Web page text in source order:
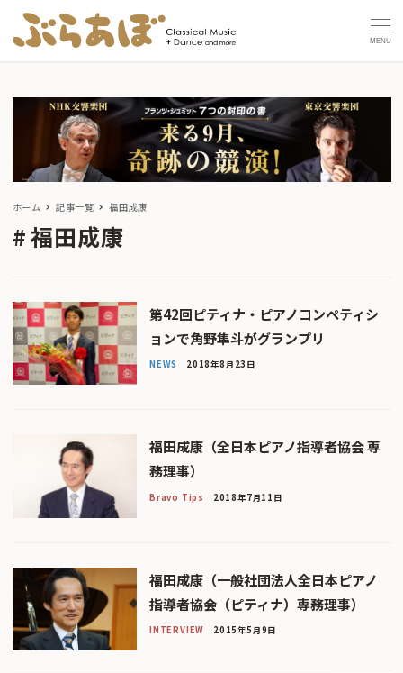
MENU
ホーム 記事一覧 福田成康
福田成康
第42回ピティナ・ピアノコンペティシ
ョンで角野隼斗がグランプリ
NEWS 2018年8月23日
福田成康（全日本ピアノ指導者協会 専
務理事）
Bravo Tips 2018年7月11日
福田成康（一般社団法人全日本ピアノ
指導者協会（ピティナ）専務理事）
INTERVIEW 2015年5月9日